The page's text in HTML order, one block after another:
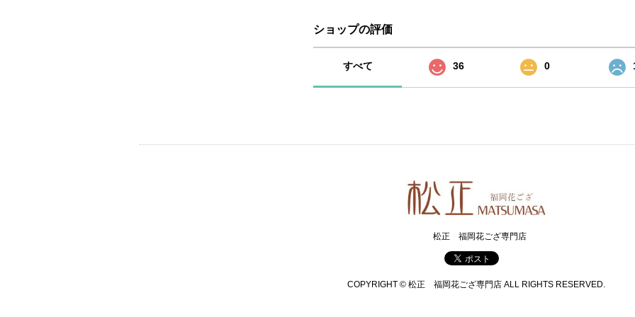
ショップの評価
すべて 36 0
松正 福岡花ござ専門店
COPYRIGHT © 松正 福岡花ござ専門店 ALL RIGHTS RESERVED.